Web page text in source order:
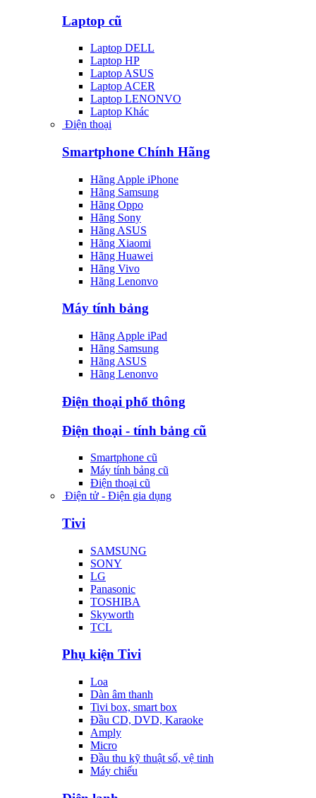
Laptop cũ
Laptop DELL
Laptop HP
Laptop ASUS
Laptop ACER
Laptop LENONVO
Laptop Khác
Điện thoại
Smartphone Chính Hãng
Hãng Apple iPhone
Hãng Samsung
Hãng Oppo
Hãng Sony
Hãng ASUS
Hãng Xiaomi
Hãng Huawei
Hãng Vivo
Hãng Lenonvo
Máy tính bảng
Hãng Apple iPad
Hãng Samsung
Hãng ASUS
Hãng Lenonvo
Điện thoại phổ thông
Điện thoại - tính bảng cũ
Smartphone cũ
Máy tính bảng cũ
Điện thoại cũ
Điện tử - Điện gia dụng
Tivi
SAMSUNG
SONY
LG
Panasonic
TOSHIBA
Skyworth
TCL
Phụ kiện Tivi
Loa
Dàn âm thanh
Tivi box, smart box
Đầu CD, DVD, Karaoke
Amply
Micro
Đầu thu kỹ thuật số, vệ tinh
Máy chiếu